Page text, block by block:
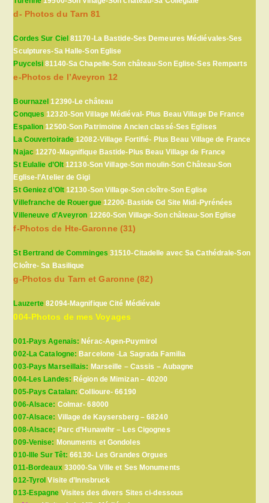
d- Photos du Tarn 81
Cordes Sur Ciel 81170-La Bastide-Ses Demeures Médiévales-Ses
Sculptures-Sa Halle-Son Eglise
Puycelsi 81140-Sa Chapelle-Son château-Son Eglise-Ses Remparts
e-Photos de l’Aveyron 12
Bournazel 12390-Le château
Conques 12320-Son Village Médiéval- Plus Beau Village De France
Espalion 12500-Son Patrimoine Ancien classé-Ses Eglises
La Couvertoirade 12082-Village Fortifié- Plus Beau Village de France
Najac12270-Magnifique Bastide-Plus Beau Village de France
St Eulalie d’Olt 12130-Son Village-Son moulin-Son Château-Son
Eglise-l’Atelier de Gigi
St Geniez d’Olt12130-Son Village-Son cloître-Son Eglise
Villefranche de Rouergue12200-Bastide Gd Site Midi-Pyrénées
Villeneuve d’Aveyron 12260-Son Village-Son château-Son Eglise
f-Photos de Hte-Garonne (31)
St Bertrand de Comminges 31510-Citadelle avec Sa Cathédrale-Son
Cloître- Sa Basilique
g-Photos du Tarn et Garonne (82)
Lauzerte 82094-Magnifique Cité Médiévale
004-Photos de mes Voyages
001-Pays Agenais: Nérac-Agen-Puymirol
002-La Catalogne: Barcelone -La Sagrada Familia
003-Pays Marseillais: Marseille – Cassis – Aubagne
004-Les Landes: Région de Mimizan – 40200
005-Pays Catalan:Collioure- 66190
006-Alsace: Colmar- 68000
007-Alsace: Village de Kaysersberg – 68240
008-Alsace; Parc d’Hunawihr – Les Cigognes
009-Venise: Monuments et Gondoles
010-Ille Sur Têt:66130- Les Grandes Orgues
011-Bordeaux33000-Sa Ville et Ses Monuments
012-Tyrol Visite d’Innsbruck
013-Espagne Visites des divers Sites ci-dessous